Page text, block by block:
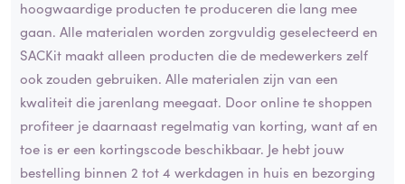
hoogwaardige producten te produceren die lang mee
gaan. Alle materialen worden zorgvuldig geselecteerd en
SACKit maakt alleen producten die de medewerkers zelf
ook zouden gebruiken. Alle materialen zijn van een
kwaliteit die jarenlang meegaat. Door online te shoppen
profiteer je daarnaast regelmatig van korting, want af en
toe is er een kortingscode beschikbaar. Je hebt jouw
bestelling binnen 2 tot 4 werkdagen in huis en bezorging